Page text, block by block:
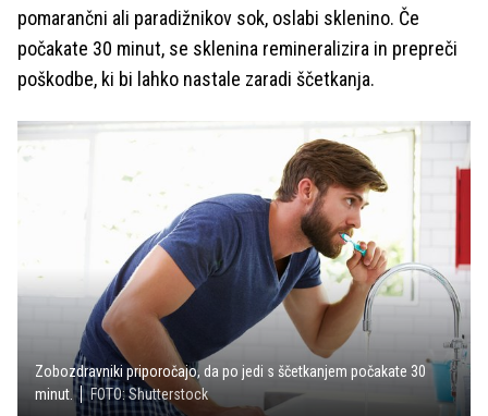
pomarančni ali paradižnikov sok, oslabi sklenino. Če
počakate 30 minut, se sklenina remineralizira in prepreči
poškodbe, ki bi lahko nastale zaradi ščetkanja.
Zobozdravniki priporočajo, da po jedi s ščetkanjem počakate 30
minut.
FOTO: Shutterstock